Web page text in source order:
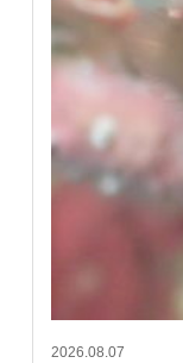
2026.08.07